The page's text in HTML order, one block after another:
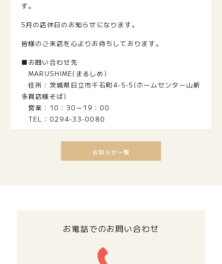
す。
5月の店休日のお知らせになります。
皆様のご来店を心よりお待ちしております。
■お問い合わせ先
MARUSHIME(まるしめ)
住所：茨城県日立市千石町4-5-5(ホームセンター山新
多賀店様そば)
営業：10：30～19：00
TEL：0294‐33‐0080
お電話でのお問い合わせ